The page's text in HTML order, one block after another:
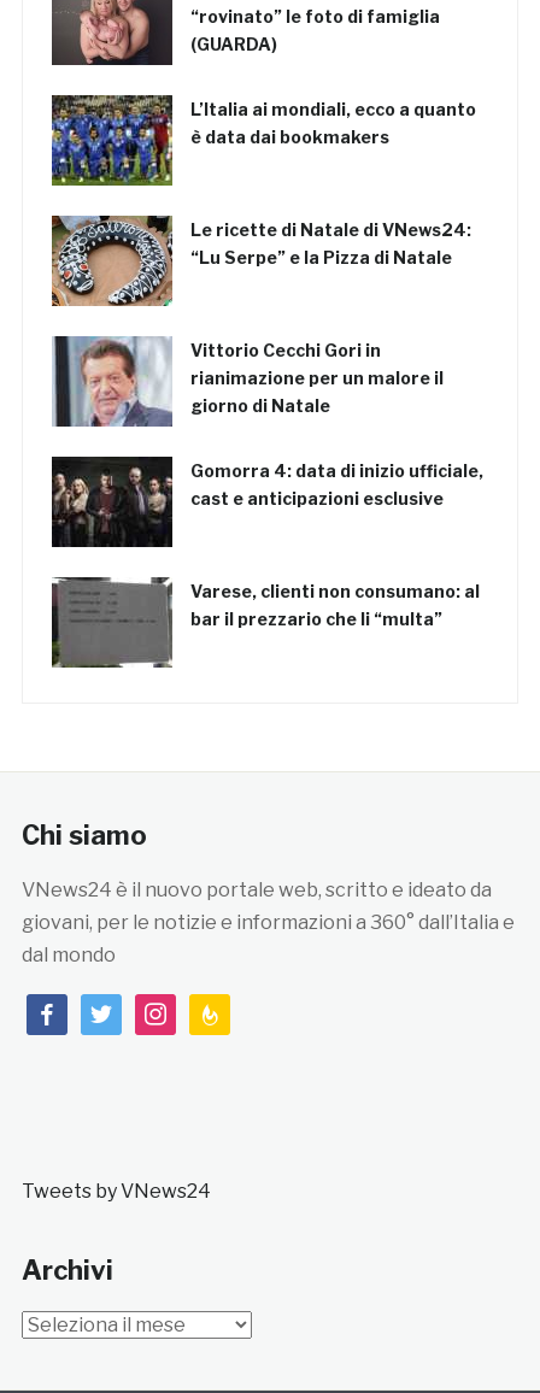
“rovinato” le foto di famiglia
(GUARDA)
L’Italia ai mondiali, ecco a quanto
è data dai bookmakers
Le ricette di Natale di VNews24:
“Lu Serpe” e la Pizza di Natale
Vittorio Cecchi Gori in
rianimazione per un malore il
giorno di Natale
Gomorra 4: data di inizio ufficiale,
cast e anticipazioni esclusive
Varese, clienti non consumano: al
bar il prezzario che li “multa”
Chi siamo
VNews24 è il nuovo portale web, scritto e ideato da
giovani, per le notizie e informazioni a 360° dall’Italia e
dal mondo
facebooktwitterinstagramfeedburner
Tweets by VNews24
Archivi
Archivi